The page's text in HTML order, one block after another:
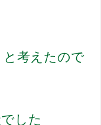
考えたので
した